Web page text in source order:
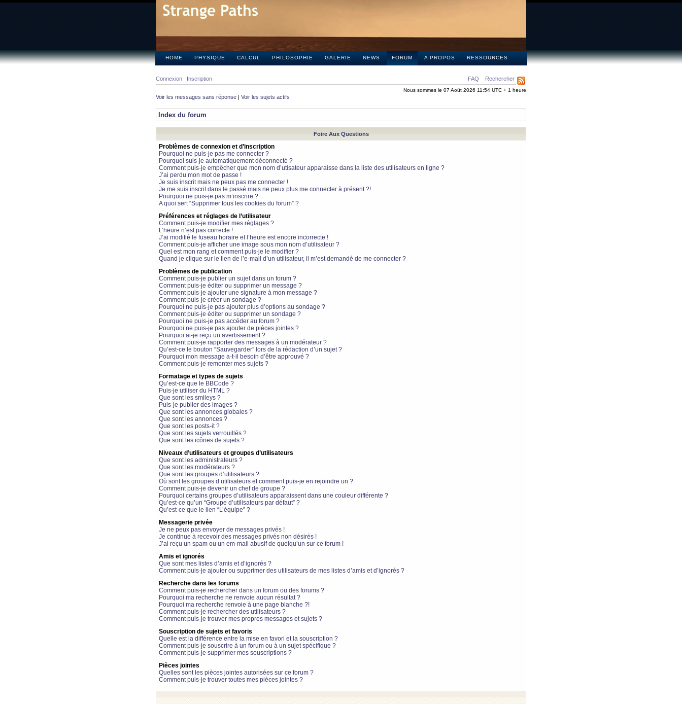
HOME PHYSIQUE CALCUL PHILOSOPHIE GALERIE NEWS FORUM A PROPOS RESSOURCES
FAQ Rechercher
Connexion Inscription
Nous sommes le 07 Août 2026 11:54 UTC + 1 heure
Voir les messages sans réponse | Voir les sujets actifs
Index du forum
Foire Aux Questions
Problèmes de connexion et d’inscription
Pourquoi ne puis-je pas me connecter ?
Pourquoi suis-je automatiquement déconnecté ?
Comment puis-je empêcher que mon nom d’utisateur apparaisse dans la liste des utilisateurs en ligne ?
J’ai perdu mon mot de passe !
Je suis inscrit mais ne peux pas me connecter !
Je me suis inscrit dans le passé mais ne peux plus me connecter à présent ?!
Pourquoi ne puis-je pas m’inscrire ?
A quoi sert “Supprimer tous les cookies du forum” ?
Préférences et réglages de l’utilisateur
Comment puis-je modifier mes réglages ?
L’heure n’est pas correcte !
J’ai modifié le fuseau horaire et l’heure est encore incorrecte !
Comment puis-je afficher une image sous mon nom d’utilisateur ?
Quel est mon rang et comment puis-je le modifier ?
Quand je clique sur le lien de l’e-mail d’un utilisateur, il m’est demandé de me connecter ?
Problèmes de publication
Comment puis-je publier un sujet dans un forum ?
Comment puis-je éditer ou supprimer un message ?
Comment puis-je ajouter une signature à mon message ?
Comment puis-je créer un sondage ?
Pourquoi ne puis-je pas ajouter plus d’options au sondage ?
Comment puis-je éditer ou supprimer un sondage ?
Pourquoi ne puis-je pas accéder au forum ?
Pourquoi ne puis-je pas ajouter de pièces jointes ?
Pourquoi ai-je reçu un avertissement ?
Comment puis-je rapporter des messages à un modérateur ?
Qu’est-ce le bouton “Sauvegarder” lors de la rédaction d’un sujet ?
Pourquoi mon message a-t-il besoin d’être approuvé ?
Comment puis-je remonter mes sujets ?
Formatage et types de sujets
Qu’est-ce que le BBCode ?
Puis-je utiliser du HTML ?
Que sont les smileys ?
Puis-je publier des images ?
Que sont les annonces globales ?
Que sont les annonces ?
Que sont les posts-it ?
Que sont les sujets verrouillés ?
Que sont les icônes de sujets ?
Niveaux d’utilisateurs et groupes d’utilisateurs
Que sont les administrateurs ?
Que sont les modérateurs ?
Que sont les groupes d’utilisateurs ?
Où sont les groupes d’utilisateurs et comment puis-je en rejoindre un ?
Comment puis-je devenir un chef de groupe ?
Pourquoi certains groupes d’utilisateurs apparaissent dans une couleur différente ?
Qu’est-ce qu’un “Groupe d’utilisateurs par défaut” ?
Qu’est-ce que le lien “L’équipe” ?
Messagerie privée
Je ne peux pas envoyer de messages privés !
Je continue à recevoir des messages privés non désirés !
J’ai reçu un spam ou un em-mail abusif de quelqu’un sur ce forum !
Amis et ignorés
Que sont mes listes d’amis et d’ignorés ?
Comment puis-je ajouter ou supprimer des utilisateurs de mes listes d’amis et d’ignorés ?
Recherche dans les forums
Comment puis-je rechercher dans un forum ou des forums ?
Pourquoi ma recherche ne renvoie aucun résultat ?
Pourquoi ma recherche renvoie à une page blanche ?!
Comment puis-je rechercher des utilisateurs ?
Comment puis-je trouver mes propres messages et sujets ?
Souscription de sujets et favoris
Quelle est la différence entre la mise en favori et la souscription ?
Comment puis-je souscrire à un forum ou à un sujet spécifique ?
Comment puis-je supprimer mes souscriptions ?
Pièces jointes
Quelles sont les pièces jointes autorisées sur ce forum ?
Comment puis-je trouver toutes mes pièces jointes ?